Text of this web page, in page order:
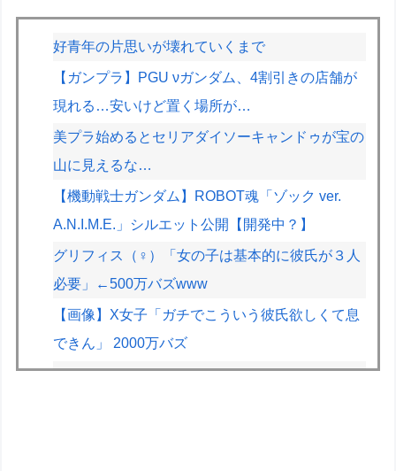
好青年の片思いが壊れていくまで
【ガンプラ】PGU νガンダム、4割引きの店舗が
現れる…安いけど置く場所が…
美プラ始めるとセリアダイソーキャンドゥが宝の
山に見えるな…
【機動戦士ガンダム】ROBOT魂「ゾック ver.
A.N.I.M.E.」シルエット公開【開発中？】
グリフィス（♀）「女の子は基本的に彼氏が３人
必要」←500万バズwww
【画像】X女子「ガチでこういう彼氏欲しくて息
できん」 2000万バズ
ドラクエのゼシカとかいう人気キャラwww